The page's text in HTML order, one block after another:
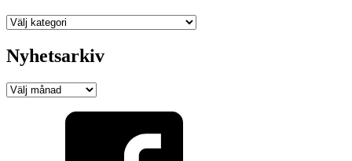
Programnyheter
Nyhetsarkiv
Nyhetsarkiv